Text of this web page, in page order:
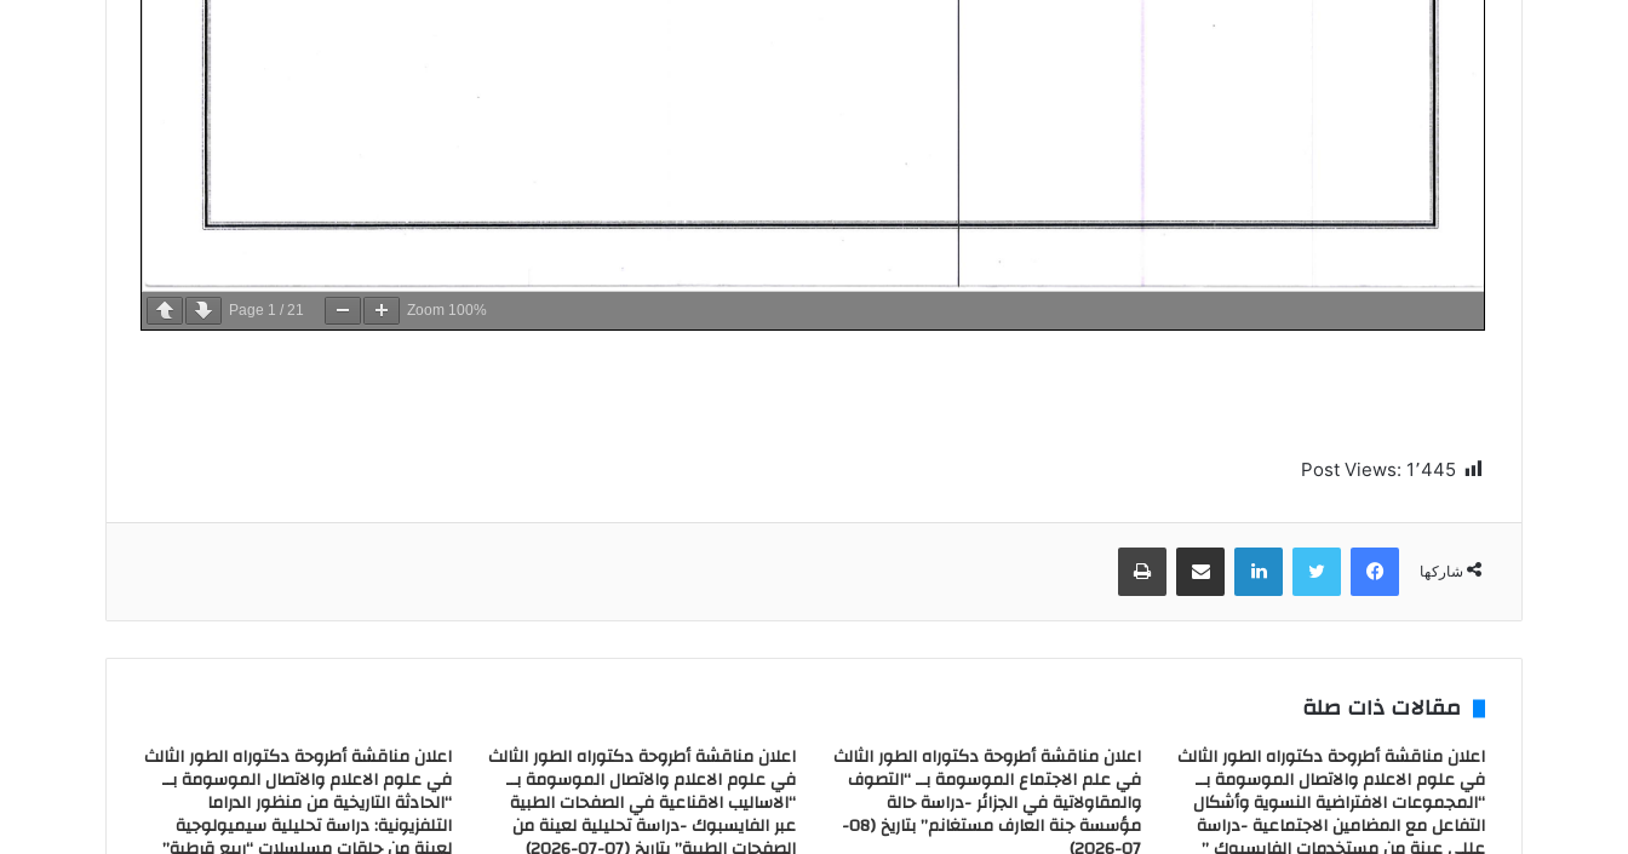
Page 1 / 21 Zoom 100%
Post Views: 1٬445
شاركها
فيسبوك تويتر لينكدإن مشاركة عبر البريد طباعة
مقالات ذات صلة
اعلان مناقشة أطروحة دكتوراه الطور الثالث
في علوم الاعلام والاتصال الموسومة بــ
“المجموعات الافتراضية النسوية وأشكال
التفاعل مع المضامين الاجتماعية -دراسة
اعلان مناقشة أطروحة دكتوراه الطور الثالث
في علم الاجتماع الموسومة بــ “التصوف
والمقاولاتية في الجزائر -دراسة حالة
مؤسسة جنة العارف مستغانم” بتاريخ (08-
اعلان مناقشة أطروحة دكتوراه الطور الثالث
في علوم الاعلام والاتصال الموسومة بــ
“الاساليب الاقناعية في الصفحات الطبية
عبر الفايسبوك -دراسة تحليلية لعينة من
اعلان مناقشة أطروحة دكتوراه الطور الثالث
في علوم الاعلام والاتصال الموسومة بــ
“الحادثة التاريخية من منظور الدراما
التلفزيونية: دراسة تحليلية سيميولوجية